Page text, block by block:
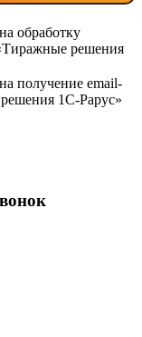
на обработку
решения
на получение email-
1С-Рарус»